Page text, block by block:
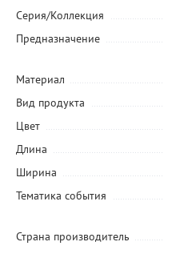
Серия/Коллекция
Предназначение
Материал
Вид продукта
Цвет
Длина
Ширина
Тематика события
Страна производитель